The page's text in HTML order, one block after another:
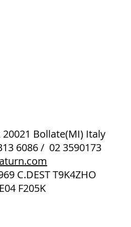
Bollate(MI) Italy
6086 / 02 3590173
C.DEST T9K4ZHO
F205K